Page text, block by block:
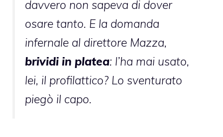
davvero non sapeva di dover
osare tanto. E la domanda
infernale al direttore Mazza,
brividi in platea: l’ha mai usato,
lei, il profilattico? Lo sventurato
piegò il capo.